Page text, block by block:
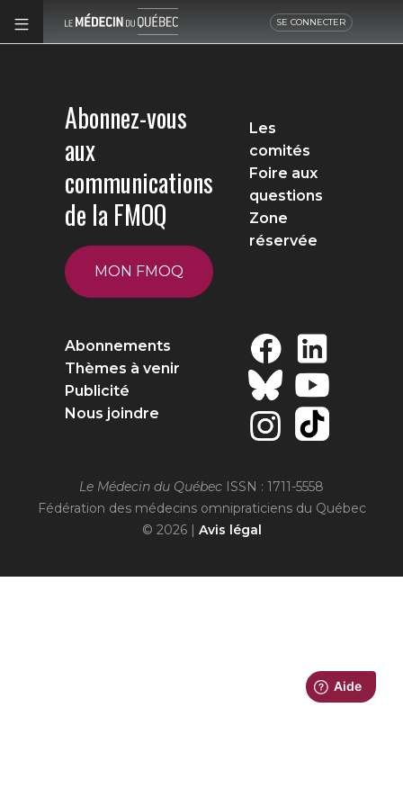
SE CONNECTER
Abonnez-vous
aux
communications
de la FMOQ
MON FMOQ
Les
comités
Foire aux
questions
Zone
réservée
Abonnements
Thèmes à venir
Publicité
Nous joindre
Le Médecin du Québec ISSN : 1711-5558
Fédération des médecins omnipraticiens du Québec
© 2026 | Avis légal